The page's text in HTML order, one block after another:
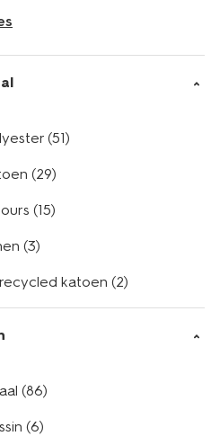
(51)
(29)
(15)
(3)
katoen (2)
(86)
(6)